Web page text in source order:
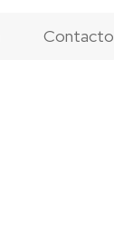
Contacto